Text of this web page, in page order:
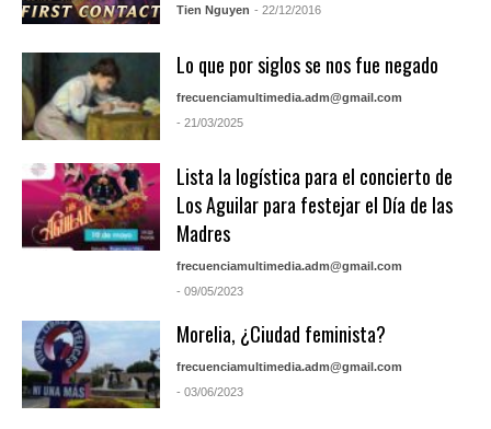
Tien Nguyen - 22/12/2016
Lo que por siglos se nos fue negado
frecuenciamultimedia.adm@gmail.com
- 21/03/2025
Lista la logística para el concierto de
Los Aguilar para festejar el Día de las
Madres
frecuenciamultimedia.adm@gmail.com
- 09/05/2023
Morelia, ¿Ciudad feminista?
frecuenciamultimedia.adm@gmail.com
- 03/06/2023